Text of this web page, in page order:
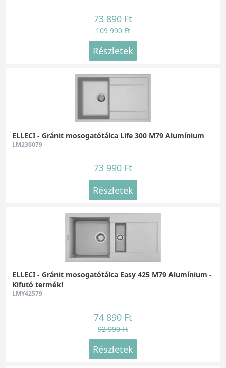
73 890 Ft
109 990 Ft
Részletek
ELLECI - Gránit mosogatótálca Life 300 M79 Alumínium
LM230079
73 990 Ft
Részletek
ELLECI - Gránit mosogatótálca Easy 425 M79 Alumínium -
Kifutó termék!
LMY42579
74 890 Ft
92 990 Ft
Részletek